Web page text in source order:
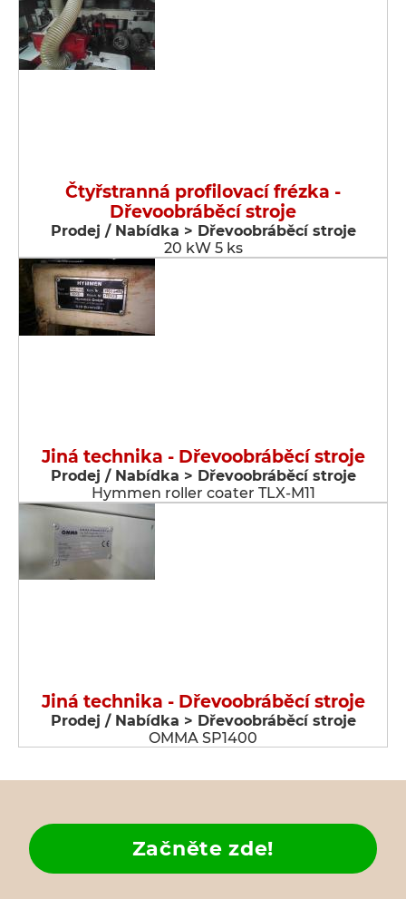
Čtyřstranná profilovací frézka -
Dřevoobráběcí stroje
Prodej / Nabídka > Dřevoobráběcí stroje
20 kW 5 ks
Jiná technika - Dřevoobráběcí stroje
Prodej / Nabídka > Dřevoobráběcí stroje
Hymmen roller coater TLX-M11
Jiná technika - Dřevoobráběcí stroje
Prodej / Nabídka > Dřevoobráběcí stroje
OMMA SP1400
Začněte zde!